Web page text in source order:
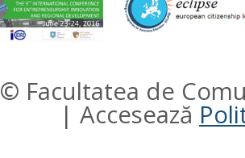
© Facultatea de
| Accesează